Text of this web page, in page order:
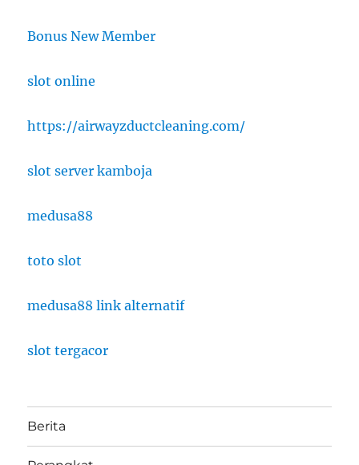
Bonus New Member
slot online
https://airwayzductcleaning.com/
slot server kamboja
medusa88
toto slot
medusa88 link alternatif
slot tergacor
Berita